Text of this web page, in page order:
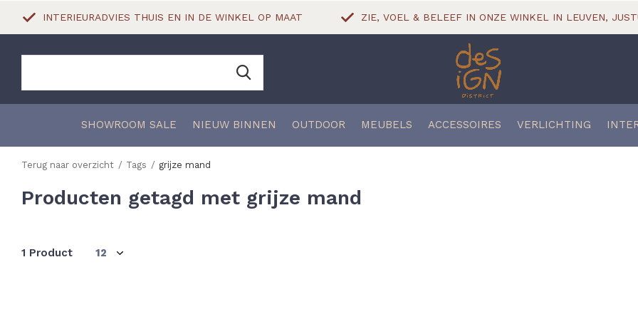
SHOWROOM SALE NIEUW BINNEN OUTDOOR MEUBELS ACCESSOIRES VERLICHTING
INTERIEURADVIES THUIS EN IN DE WINKEL OP MAAT ZIE, VOEL & BELEEF IN ONZE WINKEL IN LEUVEN,
Terug naar overzicht Tags grijze mand
Producten getagd met grijze mand
1 Product